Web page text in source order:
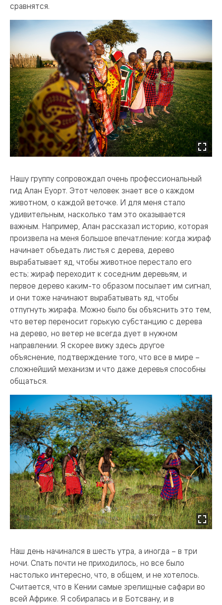
сравнятся.
Нашу группу сопровождал очень профессиональный
гид Алан Еуорт. Этот человек знает все о каждом
животном, о каждой веточке. И для меня стало
удивительным, насколько там это оказывается
важным. Например, Алан рассказал историю, которая
произвела на меня большое впечатление: когда жираф
начинает объедать листья с дерева, дерево
вырабатывает яд, чтобы животное перестало его
есть; жираф переходит к соседним деревьям, и
первое дерево каким-то образом посылает им сигнал,
и они тоже начинают вырабатывать яд, чтобы
отпугнуть жирафа. Можно было бы объяснить это тем,
что ветер переносит горькую субстанцию с дерева
на дерево, но ветер не всегда дует в нужном
направлении. Я скорее вижу здесь другое
объяснение, подтверждение того, что все в мире –
сложнейший механизм и что даже деревья способны
общаться.
Наш день начинался в шесть утра, а иногда – в три
ночи. Спать почти не приходилось, но все было
настолько интересно, что, в общем, и не хотелось.
Считается, что в Кении самые зрелищные сафари во
всей Африке. Я собиралась и в Ботсвану, и в